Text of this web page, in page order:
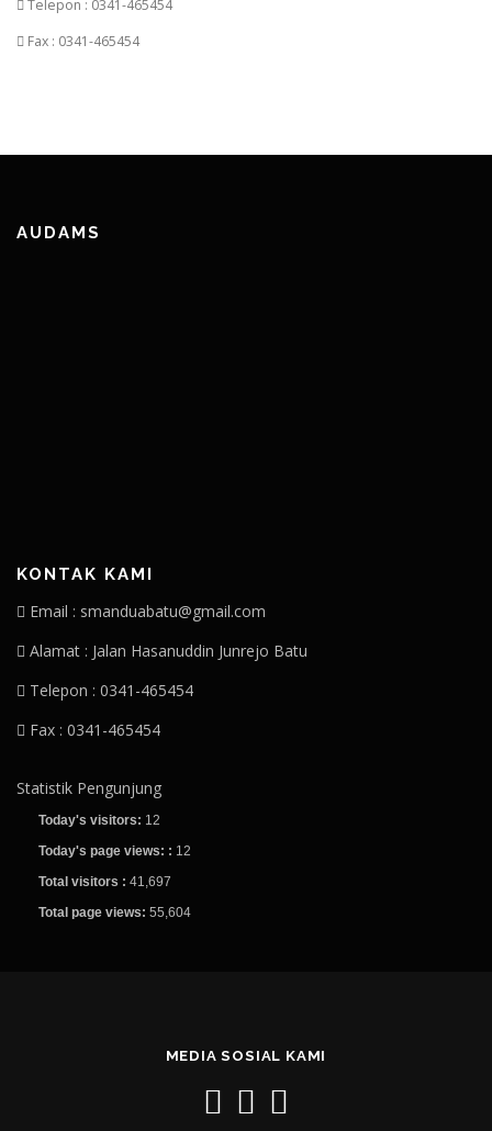
Telepon : 0341-465454
Fax : 0341-465454
AUDAMS
KONTAK KAMI
Email : smanduabatu@gmail.com
Alamat : Jalan Hasanuddin Junrejo Batu
Telepon : 0341-465454
Fax : 0341-465454
Statistik Pengunjung
Today's visitors: 12
Today's page views: : 12
Total visitors : 41,697
Total page views: 55,604
MEDIA SOSIAL KAMI